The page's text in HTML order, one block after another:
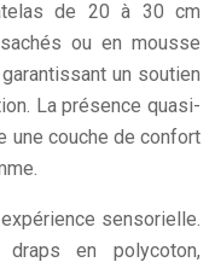
de 20 à 30 cm
ou en mousse
un soutien
La présence quasi-
une couche de confort
sensorielle.
en polycoton,